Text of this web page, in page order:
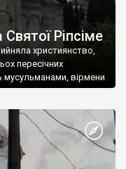
Ріпсіме
християнство,
пересічних
мусульманами, вірмени